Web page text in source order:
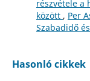
részvétele a
között , Per
Szabadidő
Hasonló cikkek